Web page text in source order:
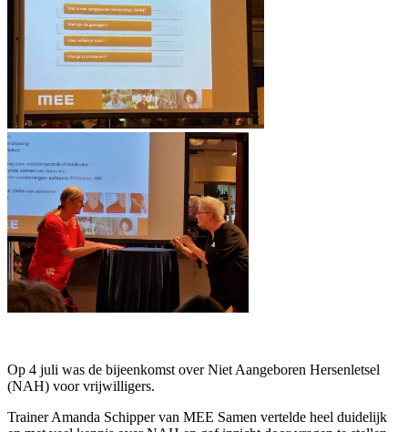
Op 4 juli was de bijeenkomst over Niet Aangeboren Hersenletsel
(NAH) voor vrijwilligers.
Trainer Amanda Schipper van MEE Samen vertelde heel duidelijk